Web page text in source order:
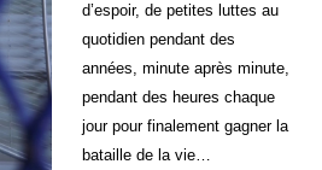
d’espoir, de petites luttes au
quotidien pendant des
années, minute après minute,
pendant des heures chaque
jour pour finalement gagner la
bataille de la vie…